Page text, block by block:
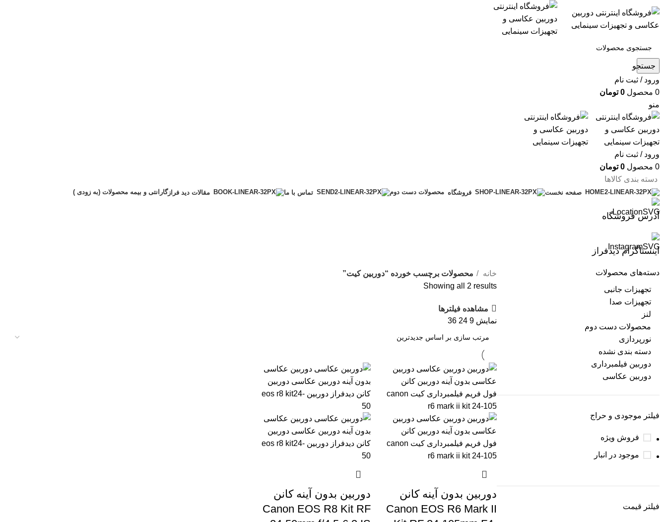
جستجو
ورود / ثبت نام
0 محصول 0 تومان
منو
ورود / ثبت نام
0 محصول 0 تومان
دسته بندی کالاها
صفحه نخست فروشگاه محصولات دست دوم تماس با ما مقالات دید فرازگارانتی و بیمه محصولات (به زودی )
آدرس فروشگاه
اینستاگرام دیدفراز
دسته‌های محصولات
تجهیزات جانبی
تجهیزات صدا
لنز
محصولات دست دوم
نورپردازی
دسته بندی نشده
دوربین فیلمبرداری
دوربین عکاسی
فیلتر موجودی و حراج
فروش ویژه
موجود در انبار
فیلتر قیمت
خانه
محصولات برچسب خورده “دوربین کیت”
Showing all 2 results
مشاهده فیلترها
نمایش9
24
36
دوربین بدون آینه کانن
Canon EOS R6 Mark II
دوربین بدون آینه کانن
Canon EOS R8 Kit RF